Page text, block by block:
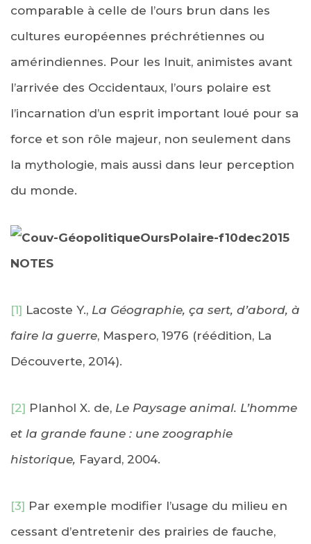
comparable à celle de l’ours brun dans les
cultures européennes préchrétiennes ou
amérindiennes. Pour les Inuit, animistes avant
l’arrivée des Occidentaux, l’ours polaire est
l’incarnation d’un esprit important loué pour sa
force et son rôle majeur, non seulement dans
la mythologie, mais aussi dans leur perception
du monde.
NOTES
[1] Lacoste Y., La Géographie, ça sert, d’abord, à
faire la guerre, Maspero, 1976 (réédition, La
Découverte, 2014).
[2] Planhol X. de, Le Paysage animal. L’homme
et la grande faune : une zoographie
historique, Fayard, 2004.
[3] Par exemple modifier l’usage du milieu en
cessant d’entretenir des prairies de fauche,